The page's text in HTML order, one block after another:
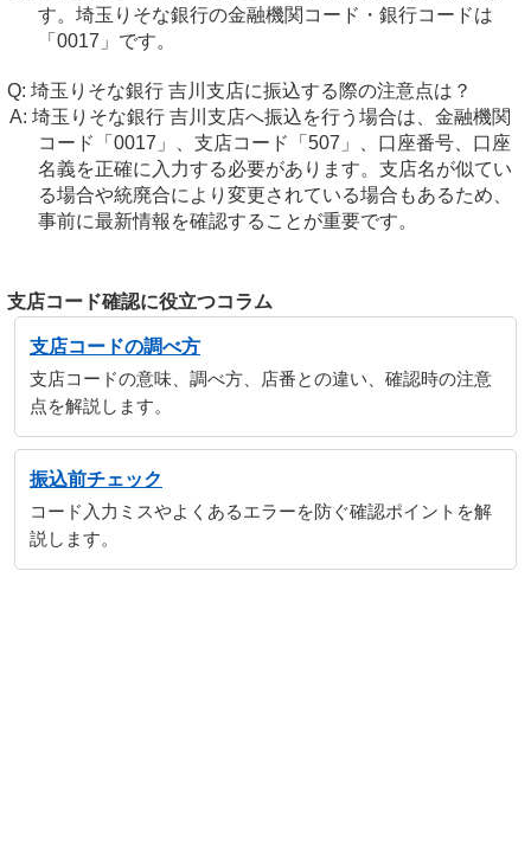
す。埼玉りそな銀行の金融機関コード・銀行コードは
「0017」です。
埼玉りそな銀行 吉川支店に振込する際の注意点は？
埼玉りそな銀行 吉川支店へ振込を行う場合は、金融機関
コード「0017」、支店コード「507」、口座番号、口座
名義を正確に入力する必要があります。支店名が似てい
る場合や統廃合により変更されている場合もあるため、
事前に最新情報を確認することが重要です。
支店コード確認に役立つコラム
支店コードの調べ方
支店コードの意味、調べ方、店番との違い、確認時の注意
点を解説します。
振込前チェック
コード入力ミスやよくあるエラーを防ぐ確認ポイントを解
説します。